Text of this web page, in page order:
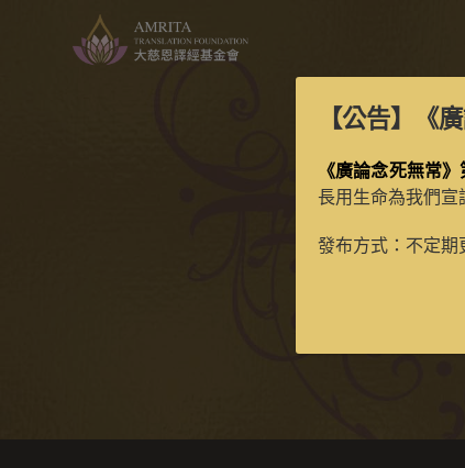
【公告】 《
《廣論念死無常
長用生命為我們宣
發布方式：不定期